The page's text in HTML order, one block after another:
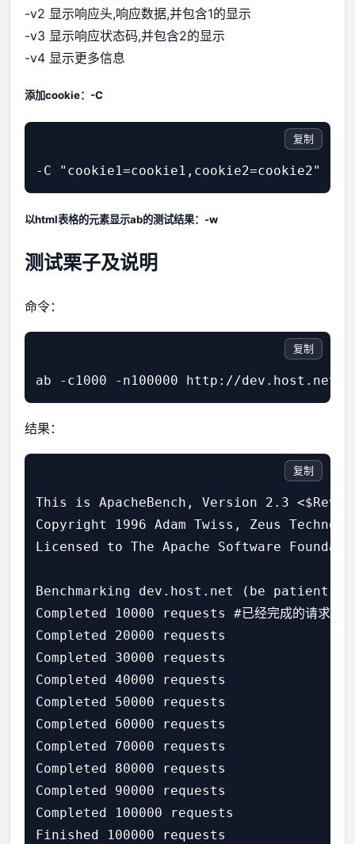
-v2 显示响应头,响应数据,并包含1的显示
-v3 显示响应状态码,并包含2的显示
-v4 显示更多信息
添加cookie：-C
复制
以html表格的元素显示ab的测试结果：-w
测试栗子及说明
命令：
复制
结果：
This is ApacheBench, Version 2.3
Copyright 1996 Adam Twiss, Zeus
Licensed to The Apache Software
Benchmarking dev.host.net (be patient)
Completed 10000 requests #已经完成的请求数
Completed 20000 requests
Completed 30000 requests
Completed 40000 requests
Completed 50000 requests
Completed 60000 requests
Completed 70000 requests
Completed 80000 requests
Completed 90000 requests
Completed 100000 requests
Finished 100000 requests
复制